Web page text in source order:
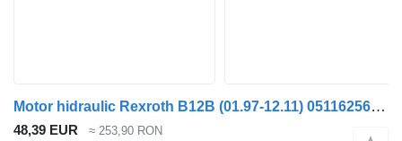
Motor hidraulic Rexroth B12B (01.97-12.11) 0511625608 pentru autobuz Volvo B6, B7, B9, B10, B12 bus (1978-2011)
48,39 EUR ≈ 253,90 RON